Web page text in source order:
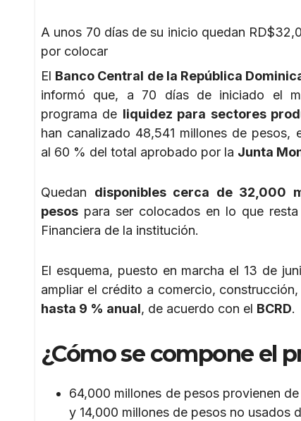
A unos 70 días de su inicio quedan
por colocar
El Banco Central de la República
informó que, a 70 días de iniciado el
programa de liquidez para sectores
han canalizado 48,541 millones de pesos,
al 60 % del total aprobado por la Junta
Quedan disponibles cerca de 32,000
pesos para ser colocados en lo que
Financiera de la institución.
El esquema, puesto en marcha el 13 de
ampliar el crédito a comercio,
hasta 9 % anual, de acuerdo con el BCRD.
¿Cómo se compone el
64,000 millones de pesos provienen
y 14,000 millones de pesos no usados